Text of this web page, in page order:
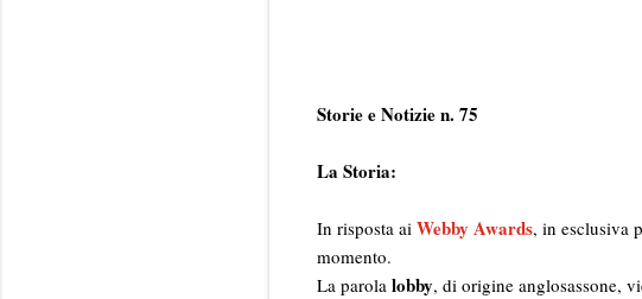
Storie e Notizie n. 75
La Storia:
In risposta ai Webby Awards, in esclusiva
momento.
La parola lobby, di origine anglosassone,